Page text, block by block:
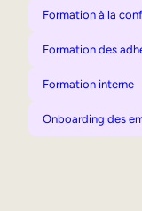
Formation à la
Formation des
Formation interne
Onboarding des